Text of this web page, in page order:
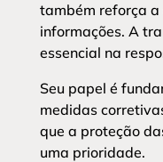
também reforça
informações. A
essencial na
Seu papel é
medidas
que a proteção
uma prioridade.